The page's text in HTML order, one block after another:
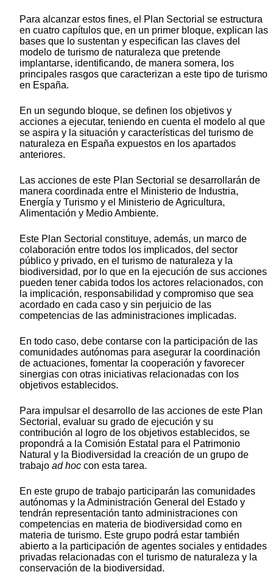
Para alcanzar estos fines, el Plan Sectorial se estructura
en cuatro capítulos que, en un primer bloque, explican las
bases que lo sustentan y especifican las claves del
modelo de turismo de naturaleza que pretende
implantarse, identificando, de manera somera, los
principales rasgos que caracterizan a este tipo de turismo
en España.
En un segundo bloque, se definen los objetivos y
acciones a ejecutar, teniendo en cuenta el modelo al que
se aspira y la situación y características del turismo de
naturaleza en España expuestos en los apartados
anteriores.
Las acciones de este Plan Sectorial se desarrollarán de
manera coordinada entre el Ministerio de Industria,
Energía y Turismo y el Ministerio de Agricultura,
Alimentación y Medio Ambiente.
Este Plan Sectorial constituye, además, un marco de
colaboración entre todos los implicados, del sector
público y privado, en el turismo de naturaleza y la
biodiversidad, por lo que en la ejecución de sus acciones
pueden tener cabida todos los actores relacionados, con
la implicación, responsabilidad y compromiso que sea
acordado en cada caso y sin perjuicio de las
competencias de las administraciones implicadas.
En todo caso, debe contarse con la participación de las
comunidades autónomas para asegurar la coordinación
de actuaciones, fomentar la cooperación y favorecer
sinergias con otras iniciativas relacionadas con los
objetivos establecidos.
Para impulsar el desarrollo de las acciones de este Plan
Sectorial, evaluar su grado de ejecución y su
contribución al logro de los objetivos establecidos, se
propondrá a la Comisión Estatal para el Patrimonio
Natural y la Biodiversidad la creación de un grupo de
trabajo ad hoc con esta tarea.
En este grupo de trabajo participarán las comunidades
autónomas y la Administración General del Estado y
tendrán representación tanto administraciones con
competencias en materia de biodiversidad como en
materia de turismo. Este grupo podrá estar también
abierto a la participación de agentes sociales y entidades
privadas relacionadas con el turismo de naturaleza y la
conservación de la biodiversidad.